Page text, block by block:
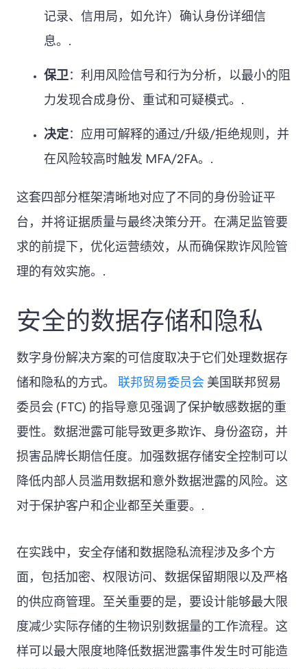
记录、信用局，如允许）确认身份详细信
息。.
保卫：利用风险信号和行为分析，以最小的阻
力发现合成身份、重试和可疑模式。.
决定：应用可解释的通过/升级/拒绝规则，并
在风险较高时触发 MFA/2FA。.
这套四部分框架清晰地对应了不同的身份验证平
台，并将证据质量与最终决策分开。在满足监管要
求的前提下，优化运营绩效，从而确保欺诈风险管
理的有效实施。.
安全的数据存储和隐私
数字身份解决方案的可信度取决于它们处理数据存
储和隐私的方式。 联邦贸易委员会 美国联邦贸易
委员会 (FTC) 的指导意见强调了保护敏感数据的重
要性。数据泄露可能导致更多欺诈、身份盗窃，并
损害品牌长期信任度。加强数据存储安全控制可以
降低内部人员滥用数据和意外数据泄露的风险。这
对于保护客户和企业都至关重要。.
在实践中，安全存储和数据隐私流程涉及多个方
面，包括加密、权限访问、数据保留期限以及严格
的供应商管理。至关重要的是，要设计能够最大限
度减少实际存储的生物识别数据量的工作流程。这
样可以最大限度地降低数据泄露事件发生时可能造